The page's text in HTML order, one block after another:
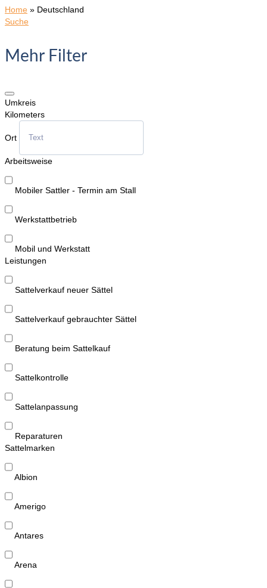
Home » Deutschland
Suche
Mehr Filter
Umkreis
Kilometers
Ort
Arbeitsweise
Mobiler Sattler - Termin am Stall
Werkstattbetrieb
Mobil und Werkstatt
Leistungen
Sattelverkauf neuer Sättel
Sattelverkauf gebrauchter Sättel
Beratung beim Sattelkauf
Sattelkontrolle
Sattelanpassung
Reparaturen
Sattelmarken
Albion
Amerigo
Antares
Arena